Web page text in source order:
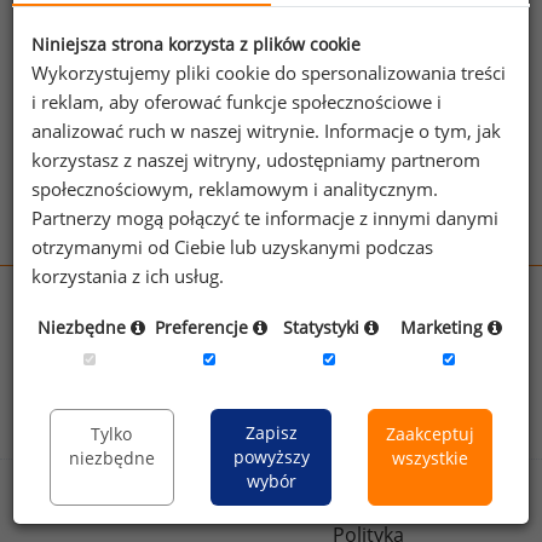
jego pomocą sprawdzić raporty dla
pozostałych.
Wykorzystaj kod
Aby otrzymać darmowy kod dostępu weź udział
wOgólnopolskim Badaniu Wynagrodzeń.
sedlak.pl
kfw.sedlak.pl
rynekpracy.pl
raportyplacowe.pl
Sklep
Kontakt
Polityka
Niniejsza strona korzysta z plików cookie
Wykorzystujemy pliki cookie do spersonalizowania treści
i reklam, aby oferować funkcje społecznościowe i
analizować ruch w naszej witrynie. Informacje o tym, jak
korzystasz z naszej witryny, udostępniamy partnerom
społecznościowym, reklamowym i analitycznym.
Partnerzy mogą połączyć te informacje z innymi danymi
otrzymanymi od Ciebie lub uzyskanymi podczas
korzystania z ich usług.
Niezbędne Preferencje Statystyki Marketing
Tylko
niezbędne
Zapisz
powyższy
wybór
Zaakceptuj
wszystkie